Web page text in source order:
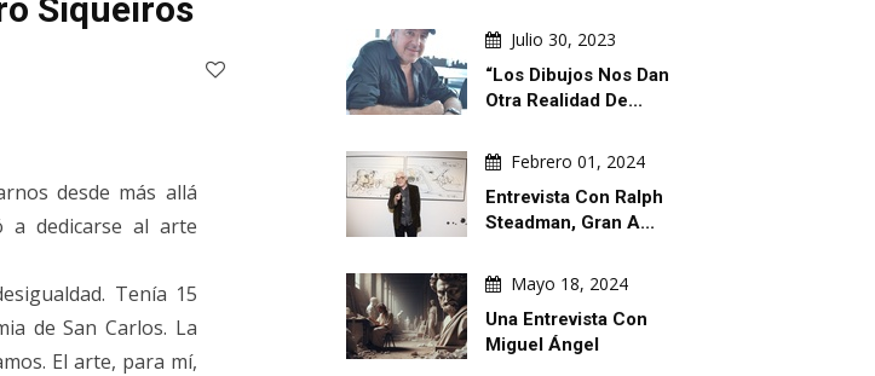
Siqueiros
desde más allá
a dedicarse al arte
Tenía 15
de San Carlos. La
El arte, para mí,
Julio 30, 2023
“Los Dibujos Nos Dan
Otra Realidad De...
Febrero 01, 2024
Entrevista Con Ralph
Steadman, Gran A...
Mayo 18, 2024
Una Entrevista Con
Miguel Ángel